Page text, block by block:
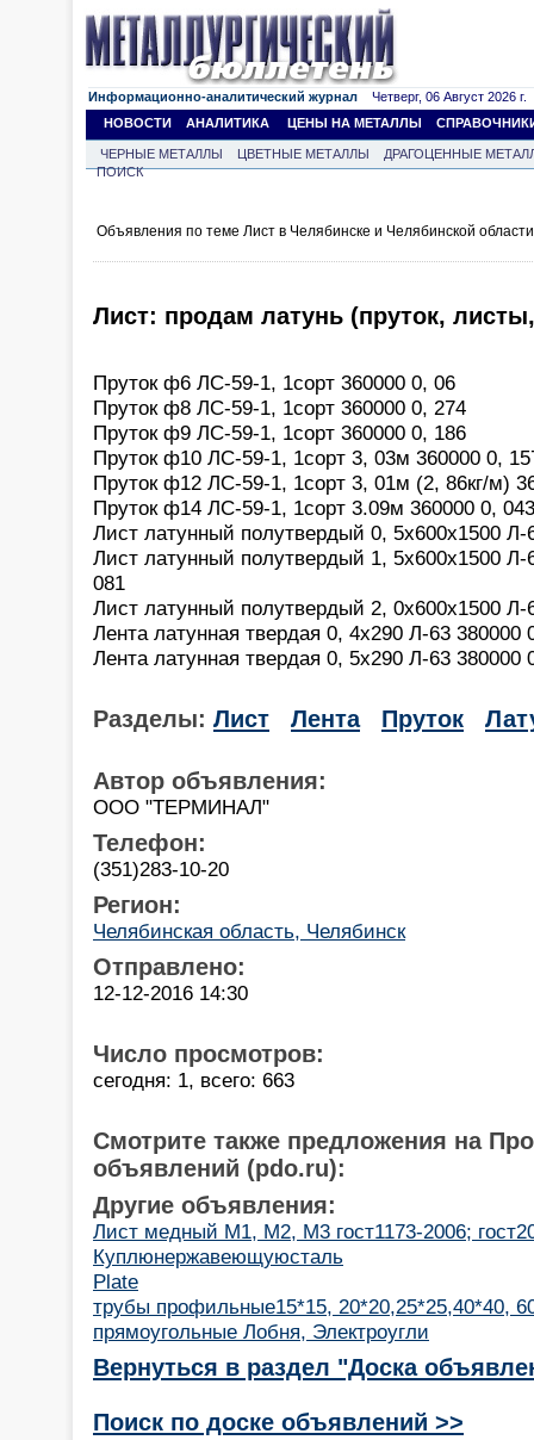
Информационно-аналитический журнал Четверг, 06 Август 2026 г.
НОВОСТИ
АНАЛИТИКА ЦЕНЫ НА МЕТАЛЛЫ
ЧЕРНЫЕ МЕТАЛЛЫ ЦВЕТНЫЕ МЕТАЛЛЫ
ДРАГОЦЕННЫЕ
ПОИСК
Объявления по теме Лист в Челябинске и Челябинской
Лист: продам латунь (пруток,
Пруток ф6 ЛС-59-1, 1сорт 360000 0, 06
Пруток ф8 ЛС-59-1, 1сорт 360000 0, 274
Пруток ф9 ЛС-59-1, 1сорт 360000 0, 186
Пруток ф10 ЛС-59-1, 1сорт 3, 03м 360000 0,
Пруток ф12 ЛС-59-1, 1сорт 3, 01м (2, 86кг/м)
Пруток ф14 ЛС-59-1, 1сорт 3.09м 360000 0, 043
Лист латунный полутвердый 0, 5х600х1500 Л-
Лист латунный полутвердый 1, 5х600х1500
081
Лист латунный полутвердый 2, 0х600х1500 Л-
Лента латунная твердая 0, 4х290 Л-63 380000
Лента латунная твердая 0, 5х290 Л-63 380000
Разделы: Лист Лента Пруток
Автор объявления:
OOO "ТЕРМИНАЛ"
Телефон:
(351)283-10-20
Регион:
Челябинская область, Челябинск
Отправлено:
12-12-2016 14:30
Число просмотров:
сегодня: 1, всего: 663
Смотрите также предложения на
объявлений (pdo.ru):
Другие объявления:
Лист медный М1, М2, М3 гост1173-2006;
Куплюнержавеющуюсталь
Plate
трубы профильные15*15, 20*20,25*25,40*40,
прямоугольные Лобня, Электроугли
Вернуться в раздел "Доска
Поиск по доске объявлений >>